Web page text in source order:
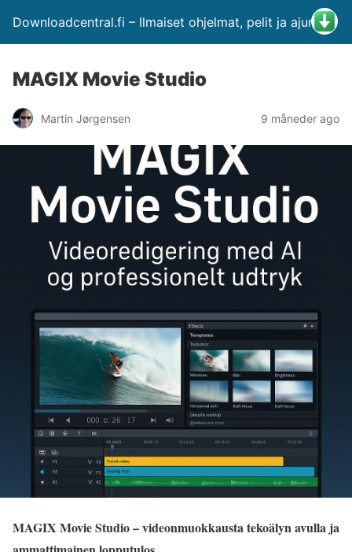
Downloadcentral.fi – Ilmaiset ohjelmat, pelit ja ajurit
MAGIX Movie Studio
Martin Jørgensen 9 måneder ago
MAGIX Movie Studio – videonmuokkausta tekoälyn avulla ja